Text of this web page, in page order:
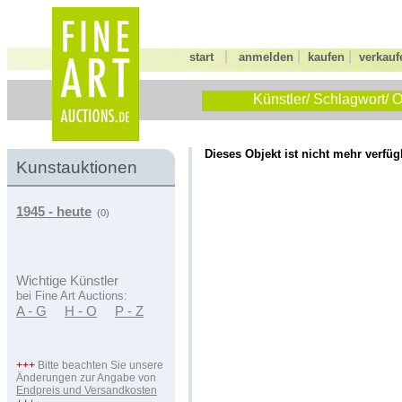
start anmelden kaufen
Künstler/ Schlagwort/
Kunstauktionen
1945 - heute (0)
Wichtige Künstler
bei Fine Art Auctions:
A - G H - O P - Z
+++ Bitte beachten Sie unsere
Änderungen zur Angabe von
Endpreis und Versandkosten
Dieses Objekt ist nicht mehr